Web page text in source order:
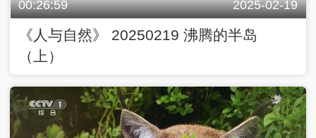
00:26:59 2025-02-19
《人与自然》 20250219 沸腾的半岛
（上）